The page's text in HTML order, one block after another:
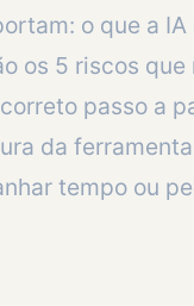
o que a IA
os 5 riscos que
passo a
da
tempo ou